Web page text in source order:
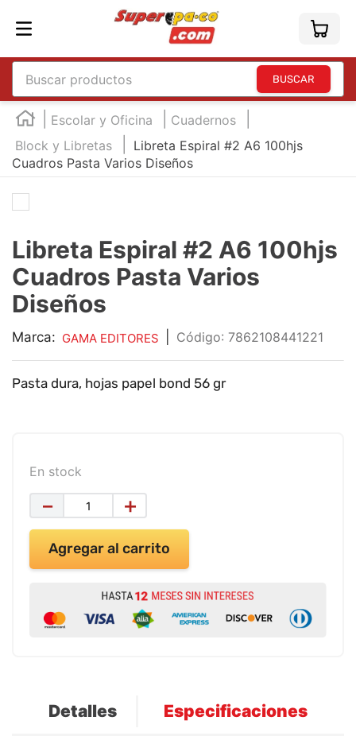
Buscar productos
Escolar y Oficina
Cuadernos
Block y Libretas
Libreta Espiral #2 A6 100hjs
Cuadros Pasta Varios Diseños
Libreta Espiral #2 A6 100hjs
Cuadros Pasta Varios
Diseños
Marca: GAMA EDITORES : 7862108441221
Pasta dura, hojas papel bond 56 gr
En stock
＋
－
Agregar al carrito
Detalles Especificaciones
TÉRMINOS MÁS BUSCADOS
england
2.
marcador e300
3
5
mouse
6.
marcadores
7.
audifonos
8.
teclado
9.
impresora
10. calculadora